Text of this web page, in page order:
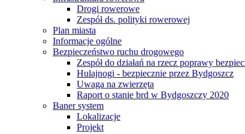
Drogi rowerowe
Zespół ds. polityki rowerowej
Plan miasta
Informacje ogólne
Bezpieczeństwo ruchu drogowego
Zespół do działań na rzecz poprawy
Hulajnogi - bezpiecznie przez Bydgoszcz
Uwaga na zwierzęta
Raport o stanie brd w Bydgoszczy 2020
Baner system
Lokalizacje
Projekt